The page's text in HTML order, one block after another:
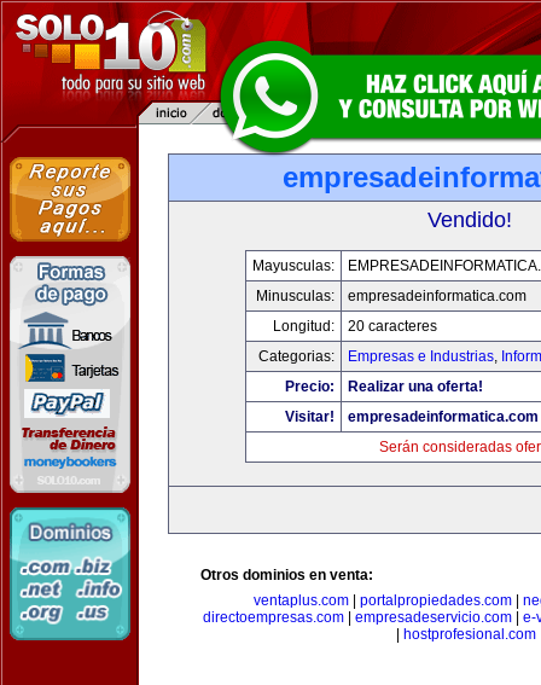
Vendido!
Mayusculas:
Minusculas:
empresadeinformatica.com
Longitud:
20 caracteres
Categorias:
Empresas e Industrias,
Precio:
Realizar una oferta!
Visitar!
empresadeinformatica.com
Serán consideradas
Otros dominios en venta:
ventaplus.com
portalpropiedades.com
directoempresas.com
empresadeservicio.com
e-
hostprofesional.com